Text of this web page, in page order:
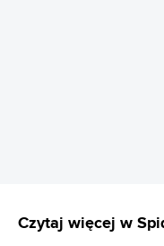
Czytaj więcej w